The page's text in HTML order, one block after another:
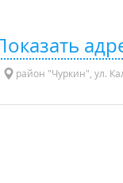
район "Чуркин", ул.